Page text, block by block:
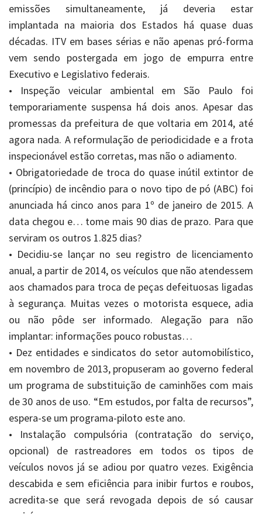
emissões simultaneamente, já deveria estar
implantada na maioria dos Estados há quase duas
décadas. ITV em bases sérias e não apenas pró-forma
vem sendo postergada em jogo de empurra entre
Executivo e Legislativo federais.
• Inspeção veicular ambiental em São Paulo foi
temporariamente suspensa há dois anos. Apesar das
promessas da prefeitura de que voltaria em 2014, até
agora nada. A reformulação de periodicidade e a frota
inspecionável estão corretas, mas não o adiamento.
• Obrigatoriedade de troca do quase inútil extintor de
(princípio) de incêndio para o novo tipo de pó (ABC) foi
anunciada há cinco anos para 1º de janeiro de 2015. A
data chegou e… tome mais 90 dias de prazo. Para que
serviram os outros 1.825 dias?
• Decidiu-se lançar no seu registro de licenciamento
anual, a partir de 2014, os veículos que não atendessem
aos chamados para troca de peças defeituosas ligadas
à segurança. Muitas vezes o motorista esquece, adia
ou não pôde ser informado. Alegação para não
implantar: informações pouco robustas…
• Dez entidades e sindicatos do setor automobilístico,
em novembro de 2013, propuseram ao governo federal
um programa de substituição de caminhões com mais
de 30 anos de uso. “Em estudos, por falta de recursos”,
espera-se um programa-piloto este ano.
• Instalação compulsória (contratação do serviço,
opcional) de rastreadores em todos os tipos de
veículos novos já se adiou por quatro vezes. Exigência
descabida e sem eficiência para inibir furtos e roubos,
acredita-se que será revogada depois de só causar